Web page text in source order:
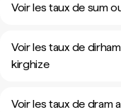
Voir les taux de sum
Voir les taux de
kirghize
Voir les taux de dram